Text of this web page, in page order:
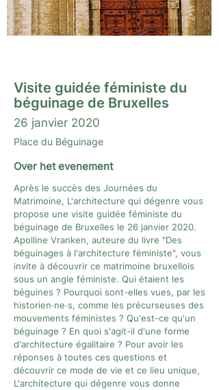
Visite guidée féministe du
béguinage de Bruxelles
26 janvier 2020
Place du Béguinage
Over het evenement
Après le succès des Journées du
Matrimoine, L'architecture qui dégenre vous
propose une visite guidée féministe du
béguinage de Bruxelles le 26 janvier 2020.
Apolline Vranken, auteure du livre "Des
béguinages à l'architecture féministe", vous
invite à découvrir ce matrimoine bruxellois
sous un angle féministe. Qui étaient les
béguines ? Pourquoi sont-elles vues, par les
historien·ne·s, comme les précurseuses des
mouvements féministes ? Qu'est-ce qu'un
béguinage ? En quoi s'agit-il d'une forme
d'architecture égalitaire ? Pour avoir les
réponses à toutes ces questions et
découvrir ce mode de vie et ce lieu unique,
L'architecture qui dégenre vous donne